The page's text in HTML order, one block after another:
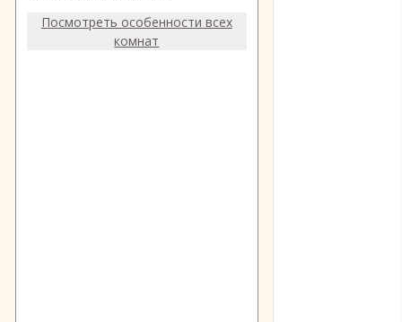
Посмотреть особенности всех
комнат